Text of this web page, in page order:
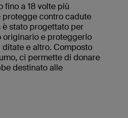
a 18 volte più
protegge contro cadute
è stato progettato per
originario e proteggerlo
e altro. Composto
ci permette di donare
destinato alle